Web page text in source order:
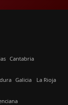
Cantabria
Galicia La Rioja